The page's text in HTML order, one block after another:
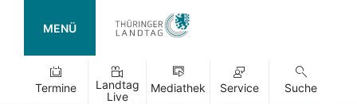
MENÜ
Termine
Landtag
Live
Mediathek Service Suche